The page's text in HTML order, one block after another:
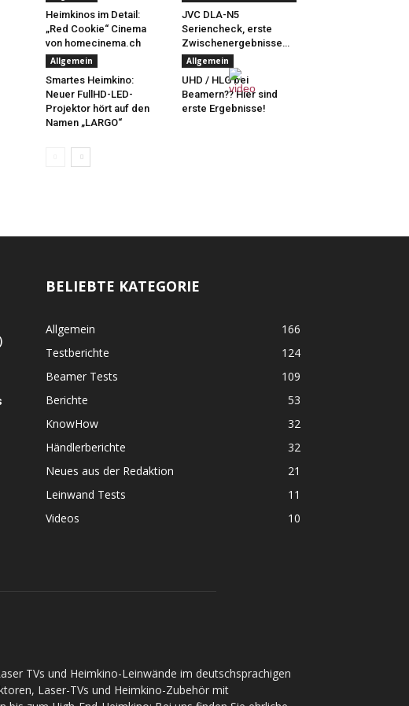
Heimkinos im Detail:
„Red Cookie“ Cinema
von homecinema.ch
JVC DLA-N5
Seriencheck, erste
Zwischenergebnisse…
Allgemein
Smartes Heimkino:
Neuer FullHD-LED-
Projektor hört auf den
Namen „LARGO“
Allgemein
UHD / HLG bei
Beamern?? Hier sind
erste Ergebnisse!
BELIEBTE KATEGORIE
Allgemein
166
Testberichte
124
Beamer Tests
109
Berichte
53
KnowHow
32
Händlerberichte
32
Neues aus der Redaktion
21
Leinwand Tests
11
Videos
10
TVs und Heimkino-Leinwände im deutschsprachigen
Laser-TVs und Heimkino-Zubehör mit